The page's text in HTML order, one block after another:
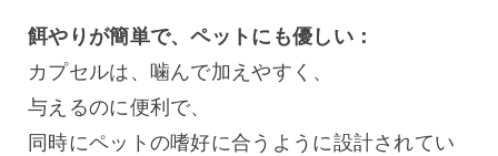
餌やりが簡単で、ペットにも優しい：
カプセルは、噛んで加えやすく、
与えるのに便利で、
同時にペットの嗜好に合うように設計されてい